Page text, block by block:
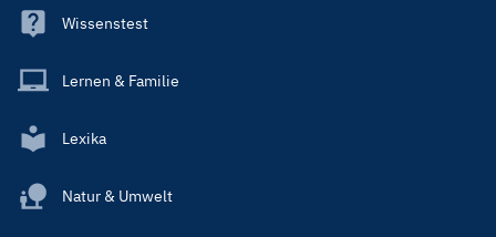
Wissenstest
Lernen & Familie
Lexika
Natur & Umwelt